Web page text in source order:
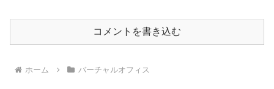
コメントを書き込む
ホーム バーチャルオフィス